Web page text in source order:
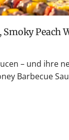
– und ihre
Barbecue